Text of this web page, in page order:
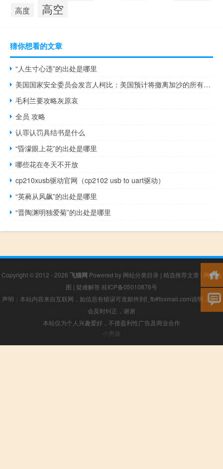
高度 高空
猜你想看的文章
“人生寸心违”的出处是哪里
美国国家安全委员会发言人柯比：美国预计将撤离加沙的所有美国人这将需要几天时间美国预计今天通过拉法进入加沙的援助卡车数量将比昨天更多
毛利兰要攻略灰原哀
全员 攻略
认罪认罚具结书是什么
“昏濛眼上花”的出处是哪里
哪些花在冬天不开放
cp210xusb驱动官网（cp2102 usb to uart驱动）
“英蕤从风飙”的出处是哪里
“晋陶渊明独爱菊”的出处是哪里
Copyright © 2012 - 2026 飞猫网 Powered by 网站分类目录 | 精选推荐文章 | 网站地
图 | 疑难解答 桂ICP备05010876号
声明：本站内容来自互联网，如信息有错误可发邮件到f_fb#foxmail.com说明，我们
会及时纠正，谢谢
本站仅为个人兴趣爱好，不接盈利性广告及商业合作
小男孩